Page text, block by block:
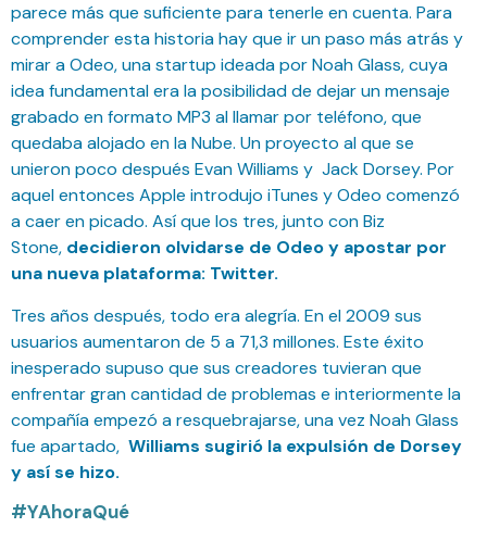
parece más que suficiente para tenerle en cuenta. Para
comprender esta historia hay que ir un paso más atrás y
mirar a Odeo, una startup ideada por Noah Glass, cuya
idea fundamental era la posibilidad de dejar un mensaje
grabado en formato MP3 al llamar por teléfono, que
quedaba alojado en la Nube. Un proyecto al que se
unieron poco después Evan Williams y Jack Dorsey. Por
aquel entonces Apple introdujo iTunes y Odeo comenzó
a caer en picado. Así que los tres, junto con Biz
Stone, decidieron olvidarse de Odeo y apostar por
una nueva plataforma: Twitter.
Tres años después, todo era alegría. En el 2009 sus
usuarios aumentaron de 5 a 71,3 millones. Este éxito
inesperado supuso que sus creadores tuvieran que
enfrentar gran cantidad de problemas e interiormente la
compañía empezó a resquebrajarse, una vez Noah Glass
fue apartado, Williams sugirió la expulsión de Dorsey
y así se hizo.
#YAhoraQué